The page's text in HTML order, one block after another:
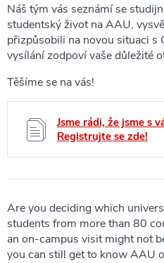
Náš tým vás seznámí se
studentský život na AAU,
přizpůsobili na novou situaci s
vysílání zodpoví vaše důležité
Těšíme se na vás!
Jsme rádi, že jsme s
Registrujte se zde!
Are you deciding which
students from more than 80
an on-campus visit might not
you can still get to know AAU